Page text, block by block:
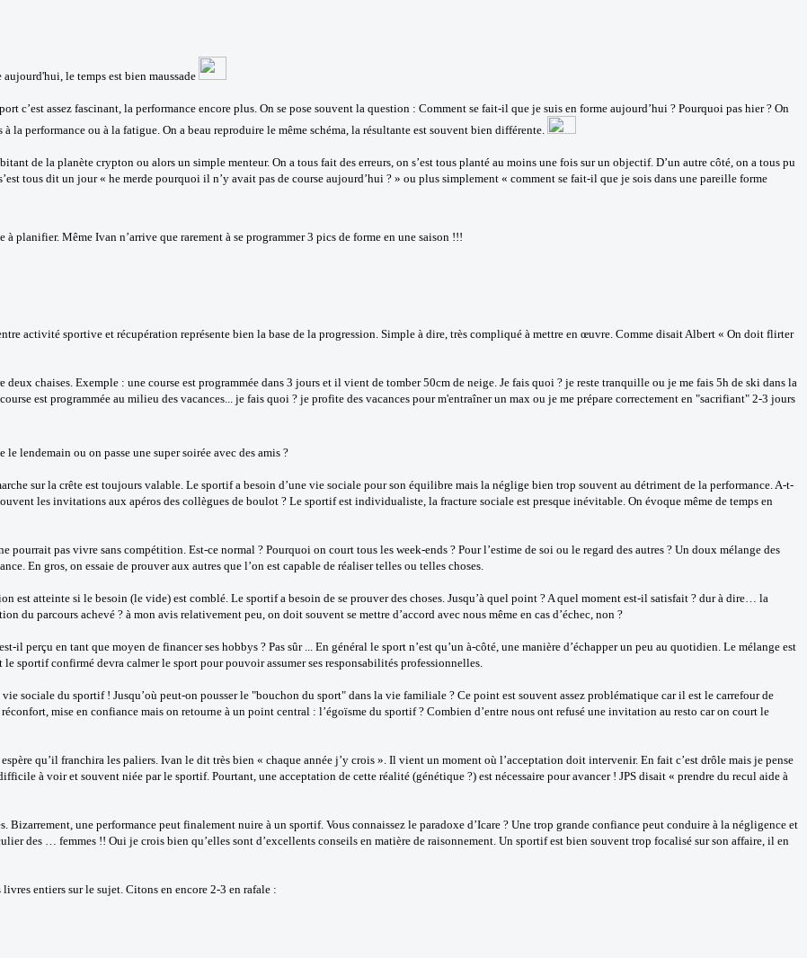
le temps est bien maussade
c’est assez fascinant, la performance encore plus. On se pose souvent la question : Comment se fait-il que je suis en forme aujourd’hui ? Pourquoi pas hier ? On
la performance ou à la fatigue. On a beau reproduire le même schéma, la résultante est souvent bien différente.
de la planète crypton ou alors un simple menteur. On a tous fait des erreurs, on s’est tous planté au moins une fois sur un objectif. D’un autre côté, on a tous pu
tous dit un jour « he merde pourquoi il n’y avait pas de course aujourd’hui ? » ou plus simplement « comment se fait-il que je sois dans une pareille forme
planifier. Même Ivan n’arrive que rarement à se programmer 3 pics de forme en une saison !!!
activité sportive et récupération représente bien la base de la progression. Simple à dire, très compliqué à mettre en œuvre. Comme disait Albert « On doit flirter
chaises. Exemple : une course est programmée dans 3 jours et il vient de tomber 50cm de neige. Je fais quoi ? je reste tranquille ou je me fais 5h de ski dans la
est programmée au milieu des vacances... je fais quoi ? je profite des vacances pour m'entraîner un max ou je me prépare correctement en "sacrifiant" 2-3 jours
lendemain ou on passe une super soirée avec des amis ?
sur la crête est toujours valable. Le sportif a besoin d’une vie sociale pour son équilibre mais la néglige bien trop souvent au détriment de la performance. A-t-
les invitations aux apéros des collègues de boulot ? Le sportif est individualiste, la fracture sociale est presque inévitable. On évoque même de temps en
pourrait pas vivre sans compétition. Est-ce normal ? Pourquoi on court tous les week-ends ? Pour l’estime de soi ou le regard des autres ? Un doux mélange des
En gros, on essaie de prouver aux autres que l’on est capable de réaliser telles ou telles choses.
est atteinte si le besoin (le vide) est comblé. Le sportif a besoin de se prouver des choses. Jusqu’à quel point ? A quel moment est-il satisfait ? dur à dire… la
du parcours achevé ? à mon avis relativement peu, on doit souvent se mettre d’accord avec nous même en cas d’échec, non ?
perçu en tant que moyen de financer ses hobbys ? Pas sûr ... En général le sport n’est qu’un à-côté, une manière d’échapper un peu au quotidien. Le mélange est
sportif confirmé devra calmer le sport pour pouvoir assumer ses responsabilités professionnelles.
sociale du sportif ! Jusqu’où peut-on pousser le "bouchon du sport" dans la vie familiale ? Ce point est souvent assez problématique car il est le carrefour de
mise en confiance mais on retourne à un point central : l’égoïsme du sportif ? Combien d’entre nous ont refusé une invitation au resto car on court le
qu’il franchira les paliers. Ivan le dit très bien « chaque année j’y crois ». Il vient un moment où l’acceptation doit intervenir. En fait c’est drôle mais je pense
à voir et souvent niée par le sportif. Pourtant, une acceptation de cette réalité (génétique ?) est nécessaire pour avancer ! JPS disait « prendre du recul aide à
Bizarrement, une performance peut finalement nuire à un sportif. Vous connaissez le paradoxe d’Icare ? Une trop grande confiance peut conduire à la négligence et
des … femmes !! Oui je crois bien qu’elles sont d’excellents conseils en matière de raisonnement. Un sportif est bien souvent trop focalisé sur son affaire, il en
entiers sur le sujet. Citons en encore 2-3 en rafale :